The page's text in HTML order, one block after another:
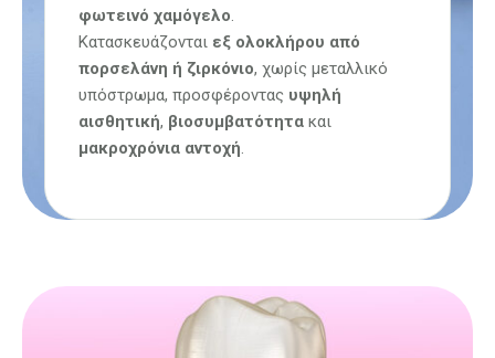
φωτεινό χαμόγελο.
Κατασκευάζονται εξ ολοκλήρου από
πορσελάνη ή ζιρκόνιο, χωρίς μεταλλικό
υπόστρωμα, προσφέροντας υψηλή
αισθητική, βιοσυμβατότητα και
μακροχρόνια αντοχή.